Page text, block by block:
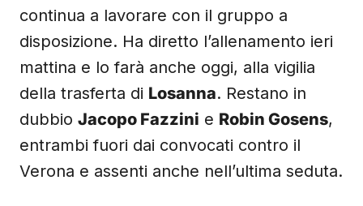
continua a lavorare con il gruppo a
disposizione. Ha diretto l’allenamento ieri
mattina e lo farà anche oggi, alla vigilia
della trasferta di Losanna. Restano in
dubbio Jacopo Fazzini e Robin Gosens,
entrambi fuori dai convocati contro il
Verona e assenti anche nell’ultima seduta.